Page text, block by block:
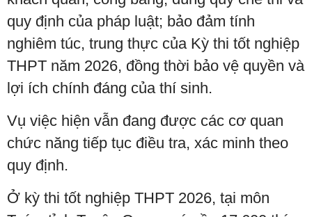
quy định của pháp luật; bảo đảm tính
nghiêm túc, trung thực của Kỳ thi tốt nghiệp
THPT năm 2026, đồng thời bảo vệ quyền và
lợi ích chính đáng của thí sinh.
Vụ việc hiện vẫn đang được các cơ quan
chức năng tiếp tục điều tra, xác minh theo
quy định.
Ở kỳ thi tốt nghiệp THPT 2026, tại môn